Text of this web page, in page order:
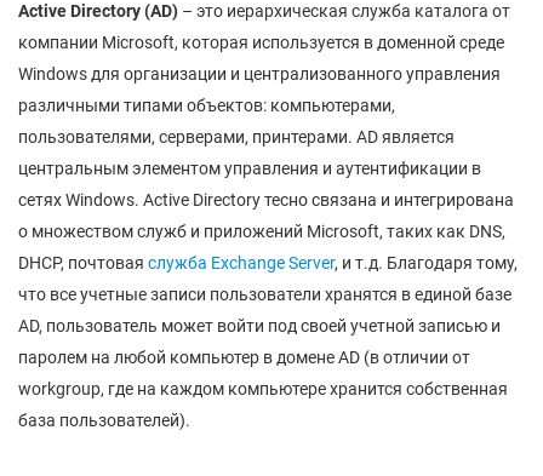
Active Directory(AD) – это иерархическая служба каталога от
компании Microsoft, которая используется в доменной среде
Windows для организации и централизованного управления
различными типами объектов: компьютерами,
пользователями, серверами, принтерами. AD является
центральным элементом управления и аутентификации в
сетях Windows. Active Directory тесно связана и интегрирована
о множеством служб и приложений Microsoft, таких как DNS,
DHCP, почтовая служба Exchange Server, и т.д. Благодаря тому,
что все учетные записи пользователи хранятся в единой базе
AD, пользователь может войти под своей учетной записью и
паролем на любой компьютер в домене AD (в отличии от
workgroup, где на каждом компьютере хранится собственная
база пользователей).